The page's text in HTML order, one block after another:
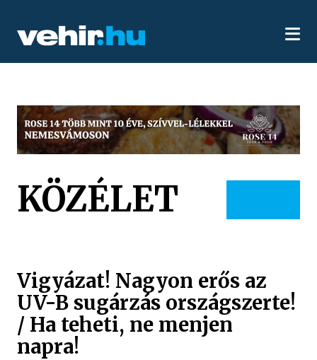
KÖZÉLET
Vigyázat! Nagyon erős az
UV-B sugárzás országszerte!
/ Ha teheti, ne menjen
napra!